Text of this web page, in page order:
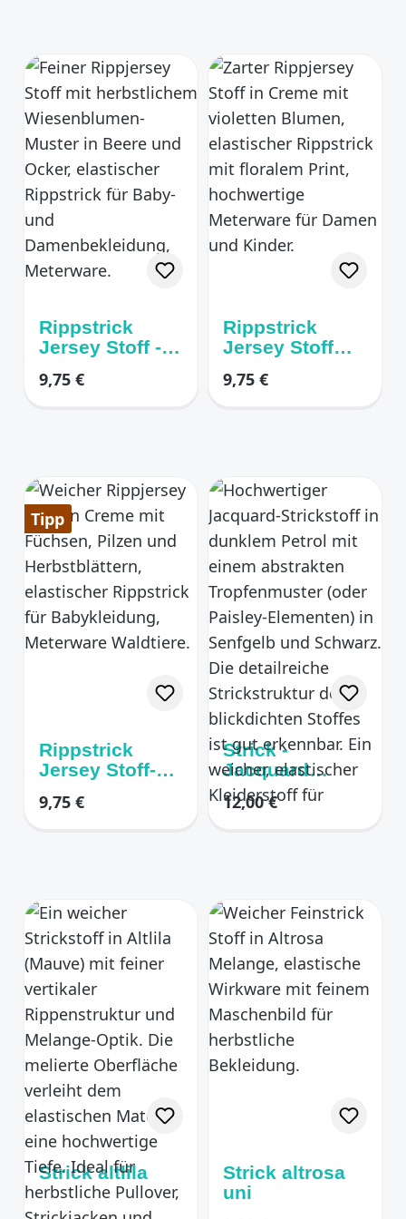
Rippstrick
Jersey Stoff -
cremfarben
Regulärer Preis:
9,75 €
Rippstrick
Jersey Stoff
mit
Regulärer Preis:
9,75 €
Tipp
Rippstrick
Jersey Stoff-
orange / rost
Regulärer Preis:
9,75 €
Strick -
Jacquard
petrol /
schwarz /
Regulärer Preis:
12,00 €
Strick altlila
Strick altrosa
uni